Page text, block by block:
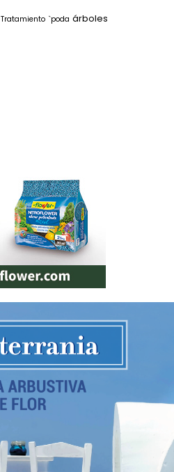
Tratamiento `poda árboles